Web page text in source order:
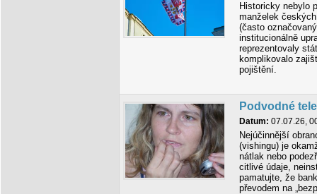
Historicky nebylo
manželek
(často
institucionálně
reprezentovaly
komplikovalo
pojištění.
Podvodné
Datum: 07.07.26,
Nejúčinnější
(vishingu) je
nátlak nebo
citlivé údaje,
pamatujte, že
převodem na